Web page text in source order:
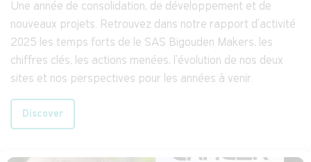
Une année de consolidation, de développement et de
nouveaux projets. Retrouvez dans notre rapport d'activité
2025 les temps forts de le SAS Bigouden Makers, les
chiffres clés, les actions menées, l'évolution de nos deux
sites et nos perspectives pour les années à venir.
Discover